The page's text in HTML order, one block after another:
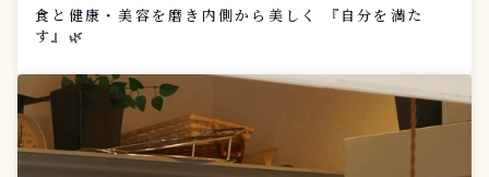
食と健康・美容を磨き内側から美しく 『自分を満た
す』🌿